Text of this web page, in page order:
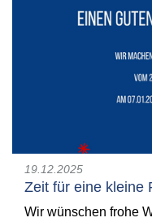
19.12.2025
Zeit für eine kleine
Wir wünschen frohe